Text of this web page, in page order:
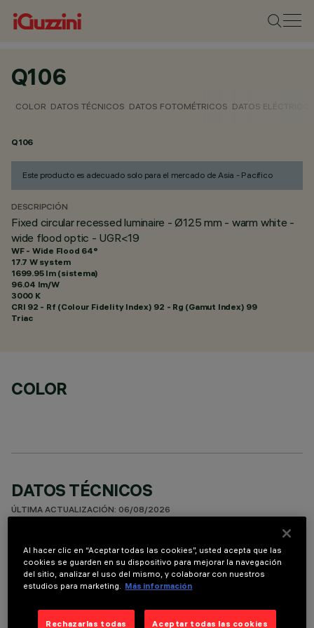
Q106
COLOR DATOS TÉCNICOS DATOS FOTOMÉTRICOS DATOS
Q106
Este producto es adecuado solo para el mercado de Asia - Pacífico
DESCRIPCIÓN
Fixed circular recessed luminaire - Ø125 mm - warm white -
wide flood optic - UGR<19
WF - Wide Flood 64°
17.7 W system
1699.95 lm (sistema)
96.04 lm/W
3000 K
CRI 92 - Rf (Colour Fidelity Index) 92 - Rg (Gamut Index) 99
Triac
COLOR
DATOS TÉCNICOS
ÚLTIMA ACTUALIZACIÓN: 06/08/2026
DESCRIPCIÓN
Fixed round luminaire designed to use a LED lamp with C.O.B.
technology. Version with rim for surface-mounting. Reflector
scratch protective layer. Die-cast aluminium body and
Al hacer clic en “Aceptar todas las cookies”, usted acepta que las
cookies se guarden en su dispositivo para mejorar la navegación
del sitio, analizar el uso del mismo, y colaborar con nuestros
estudios para marketing.
Más información
Rechazarlas todas Aceptar todas las cookies